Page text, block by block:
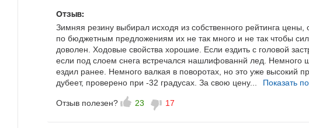
Отзыв:
Зимняя резину выбирал исходя из собственного рейтинга
по бюджетным предложениям их не так много и не так чтобы
доволен. Ходовые свойства хорошие. Если ездить с головой
если под слоем снега встречался нашлифованнй лед.
ездил ранее. Немного валкая в поворотах, но это уже высокий
дубеет, проверено при -32 градусах. За свою цену...
Показать
Отзыв полезен? 23 17